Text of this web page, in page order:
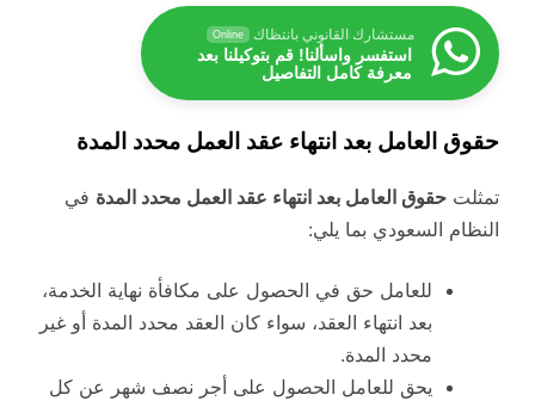
مستشارك القانوني بانتظاك Online
استفسر واسألنا! قم بتوكيلنا بعد
معرفة كامل التفاصيل
حقوق العامل بعد انتهاء عقد العمل محدد المدة
تمثلت حقوق العامل بعد انتهاء عقد العمل محدد المدة في
النظام السعودي بما يلي:
للعامل حق في الحصول على مكافأة نهاية الخدمة،
بعد انتهاء العقد، سواء كان العقد محدد المدة أو غير
محدد المدة.
يحق للعامل الحصول على أجر نصف شهر عن كل